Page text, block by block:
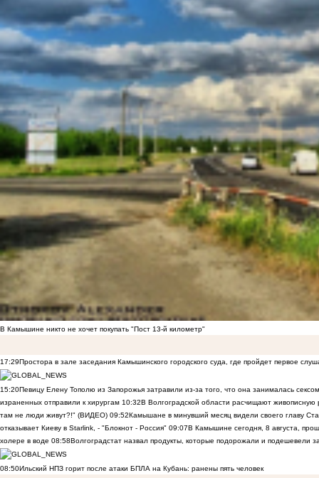
В Камышине никто не хочет покупать "Пост 13-й километр"
17:29Простора в зале заседания Камышинского городского суда, где пройдет первое
15:20Певицу Елену Тополю из Запорожья затравили из-за того, что она занималась
израненных отправили к хирургам 10:32В Волгоградской области расчищают
там не люди живут?!" (ВИДЕО) 09:52Камышане в минувший месяц видели своего главу
отказывает Киеву в Starlink, - "Блокнот - Россия" 09:07В Камышине сегодня, 8 августа,
холере в воде 08:58Волгоградстат назвал продукты, которые подорожали и подешевели
08:50Ильский НПЗ горит после атаки БПЛА на Кубань: ранены пять человек